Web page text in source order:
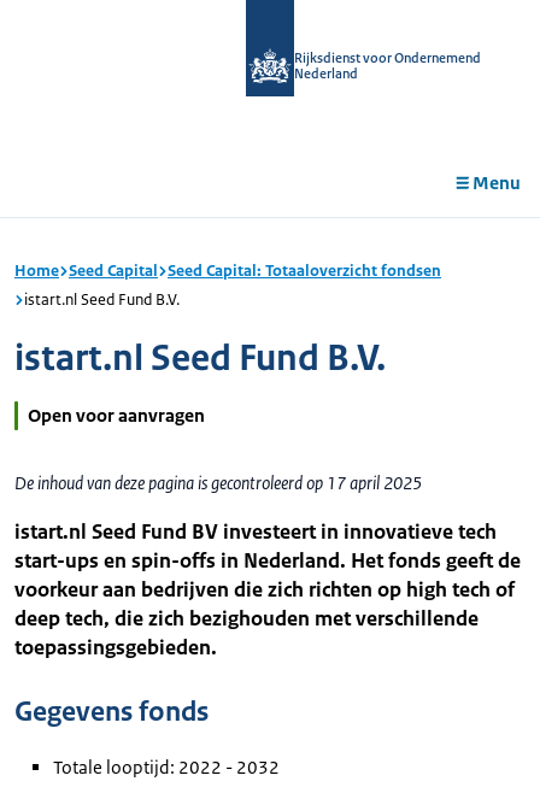
Rijksdienst voor Ondernemend
Nederland
Menu
Home Seed Capital Seed Capital: Totaaloverzicht fondsen
istart.nl Seed Fund B.V.
istart.nl Seed Fund B.V.
Open voor aanvragen
De inhoud van deze pagina is gecontroleerd op 17 april 2025
istart.nl Seed Fund BV investeert in innovatieve tech
start-ups en spin-offs in Nederland. Het fonds geeft de
voorkeur aan bedrijven die zich richten op high tech of
deep tech, die zich bezighouden met verschillende
toepassingsgebieden.
Gegevens fonds
Totale looptijd: 2022 - 2032